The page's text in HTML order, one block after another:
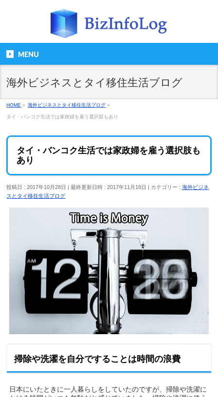
MENU
海外ビジネスとタイ移住生活ブログ
HOME » 海外ビジネスとタイ移住生活ブログ »
タイ・バンコク生活では家政婦を雇う選択肢もあり
タイ・バンコク生活では家政婦を雇う選択肢も
あり
投稿日 : 2017年10月28日 最終更新日時 : 2017年11月16日 カテゴリー :海外ビジネ
スとタイ移住生活ブログ
掃除や洗濯を自分ですることは時間の浪費
日本にいたときに一人暮らしをしていたのですが、掃除や洗濯に